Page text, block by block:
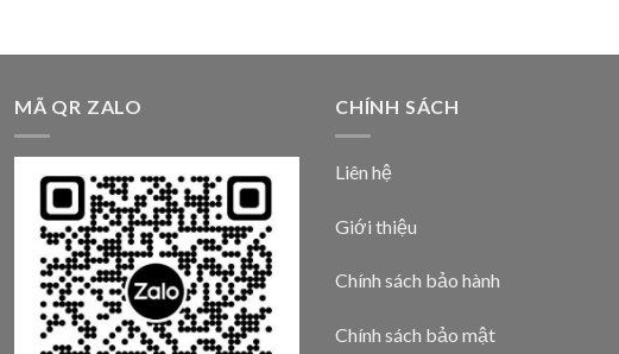
MÃ QR ZALO CHÍNH SÁCH
Liên hệ
Giới thiệu
Chính sách bảo hành
Chính sách bảo mật